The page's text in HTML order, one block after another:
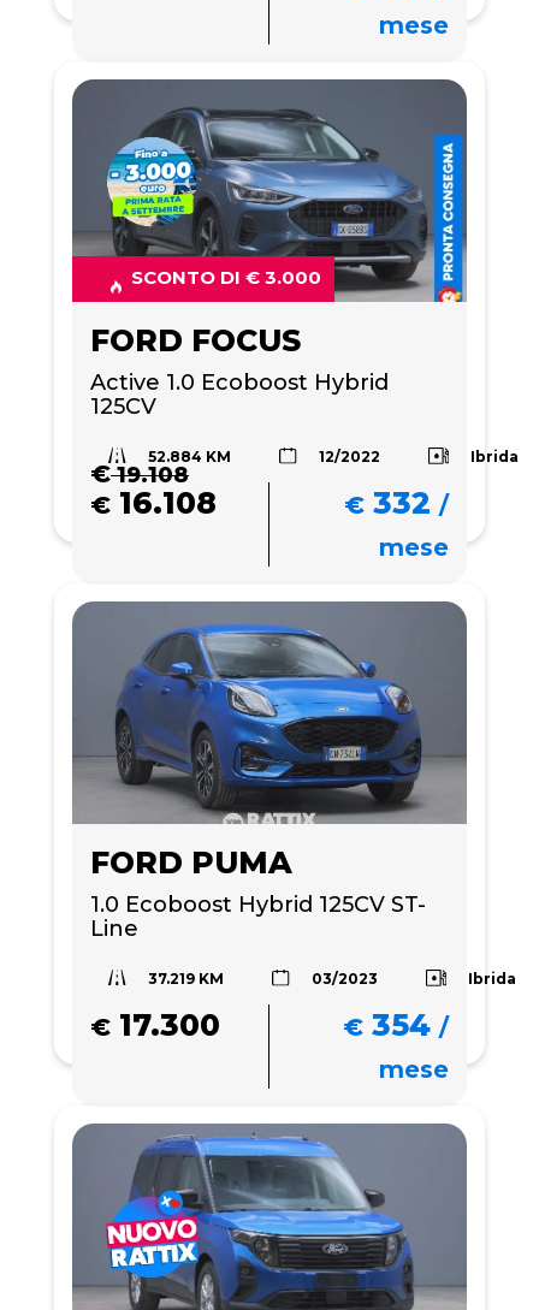
mese
SCONTO DI € 3.000
FORD FOCUS
Active 1.0 Ecoboost Hybrid
125CV
52.884 KM 12/2022 Ibrida
€19.108
€ 16.108 € 332 /
mese
FORD PUMA
1.0 Ecoboost Hybrid 125CV ST-
Line
37.219 KM 03/2023 Ibrida
€ 17.300 € 354 /
mese